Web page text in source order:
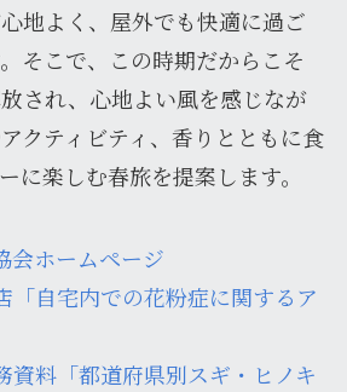
地よく、屋外でも快適に過ご
そこで、この時期だからこそ
され、心地よい風を感じなが
クティビティ、香りとともに食
に楽しむ春旅を提案します。
会ホームページ
「自宅内での花粉症に関するア
資料「都道府県別スギ・ヒノキ